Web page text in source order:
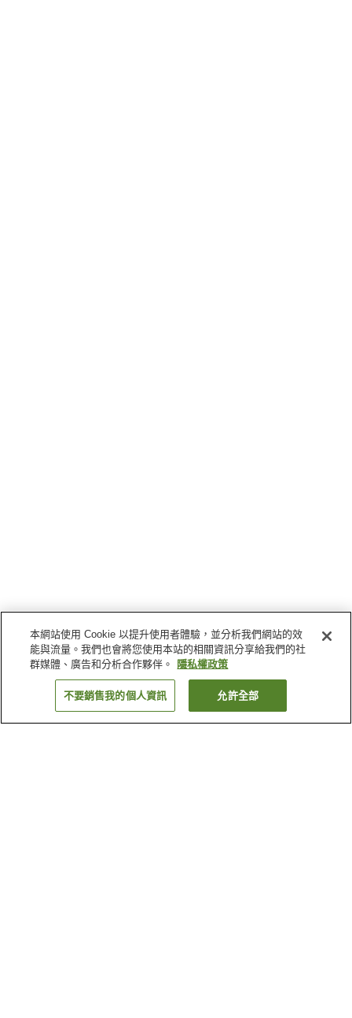
本網站使用 Cookie 以提升使用者體驗，並分析我們網站的效
能與流量。我們也會將您使用本站的相關資訊分享給我們的社
群媒體、廣告和分析合作夥伴。
隱私權政策
不要銷售我的個人資訊 允許全部